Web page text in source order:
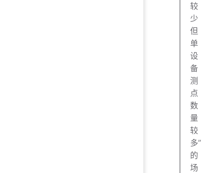
较
少
但
单
设
备
测
点
数
量
较
多”
的
场